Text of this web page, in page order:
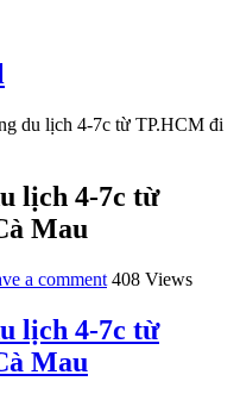
du lịch 4-7c từ TP.HCM đi
lịch 4-7c từ
Mau
a comment 408 Views
lịch 4-7c từ
Mau